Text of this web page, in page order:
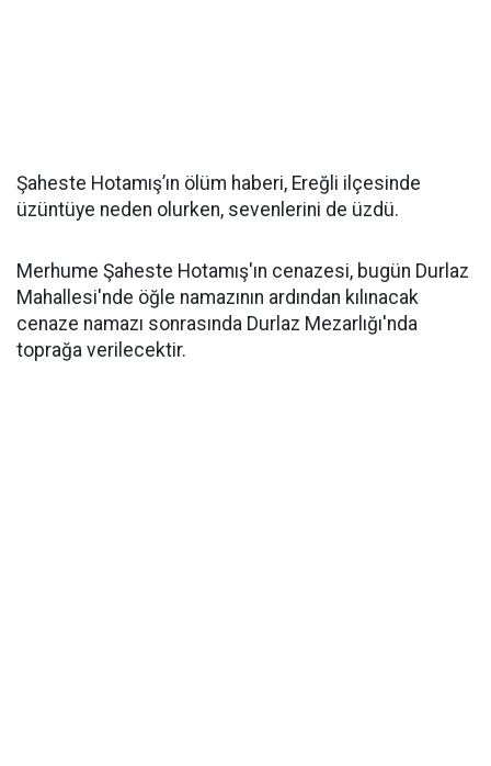
Şaheste Hotamış’ın ölüm haberi, Ereğli ilçesinde
üzüntüye neden olurken, sevenlerini de üzdü.
Merhume Şaheste Hotamış'ın cenazesi, bugün Durlaz
Mahallesi'nde öğle namazının ardından kılınacak
cenaze namazı sonrasında Durlaz Mezarlığı'nda
toprağa verilecektir.